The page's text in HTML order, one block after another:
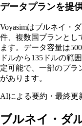
データプランを提
Voyasimはブルネイ・
件、複数国プランとし
ます。データ容量は
ドルから135ドルの範
定可能で、一部のプラ
があります。
AIによる要約・最終更
ブルネイ・ダ